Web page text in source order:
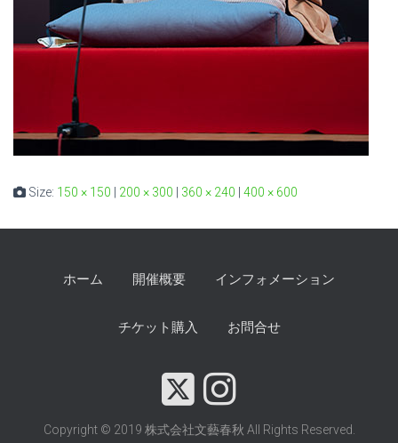
Size: 150 × 150 200 × 300 360 × 240 400 × 600
ホーム 開催概要 インフォメーション
チケット購入 お問合せ
Copyright © 2019 株式会社文藝春秋 All Rights Reserved.